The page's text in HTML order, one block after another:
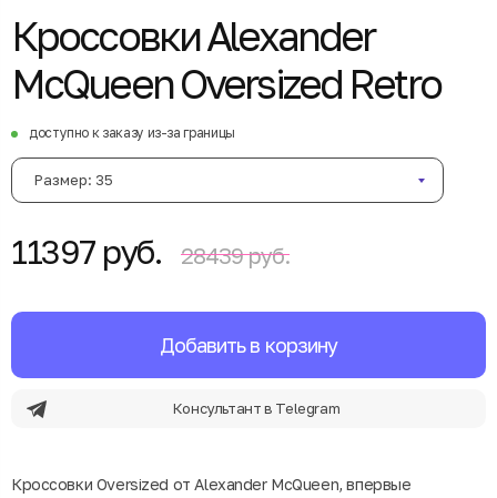
Кроссовки Alexander
McQueen Oversized Retro
доступно к заказу из-за границы
Размер: 35
11397 руб. 28439 руб.
Добавить в корзину
Консультант в Telegram
Кроссовки Oversized от Alexander McQueen, впервые